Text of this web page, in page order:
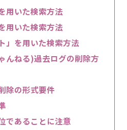
用いた検索方法
用いた検索方法
」を用いた検索方法
んねる)過去ログの削除方
除の形式要件
であることに注意